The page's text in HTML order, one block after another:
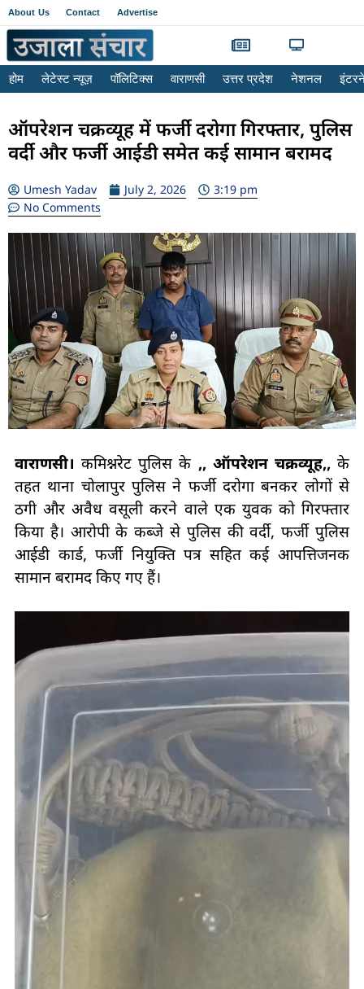
About Us Contact Advertise
होम लेटेस्ट न्यूज़ पॉलिटिक्स वाराणसी उत्तर प्रदेश नेशनल
ऑपरेशन चक्रव्यूह में फर्जी दरोगा गिरफ्तार, पुलिस
वर्दी और फर्जी आईडी समेत कई सामान बरामद
Umesh Yadav July 2, 2026
3:19 pm
No Comments
वाराणसी।कमिश्नरेट पुलिस के ,, ऑपरेशन चक्रव्यूह,,के
तहत थाना चोलापुर पुलिस ने फर्जी दरोगा बनकर लोगों से
ठगी और अवैध वसूली करने वाले एक युवक को गिरफ्तार
किया है। आरोपी के कब्जे से पुलिस की वर्दी, फर्जी पुलिस
आईडी कार्ड, फर्जी नियुक्ति पत्र सहित कई आपत्तिजनक
सामान बरामद किए गए हैं।